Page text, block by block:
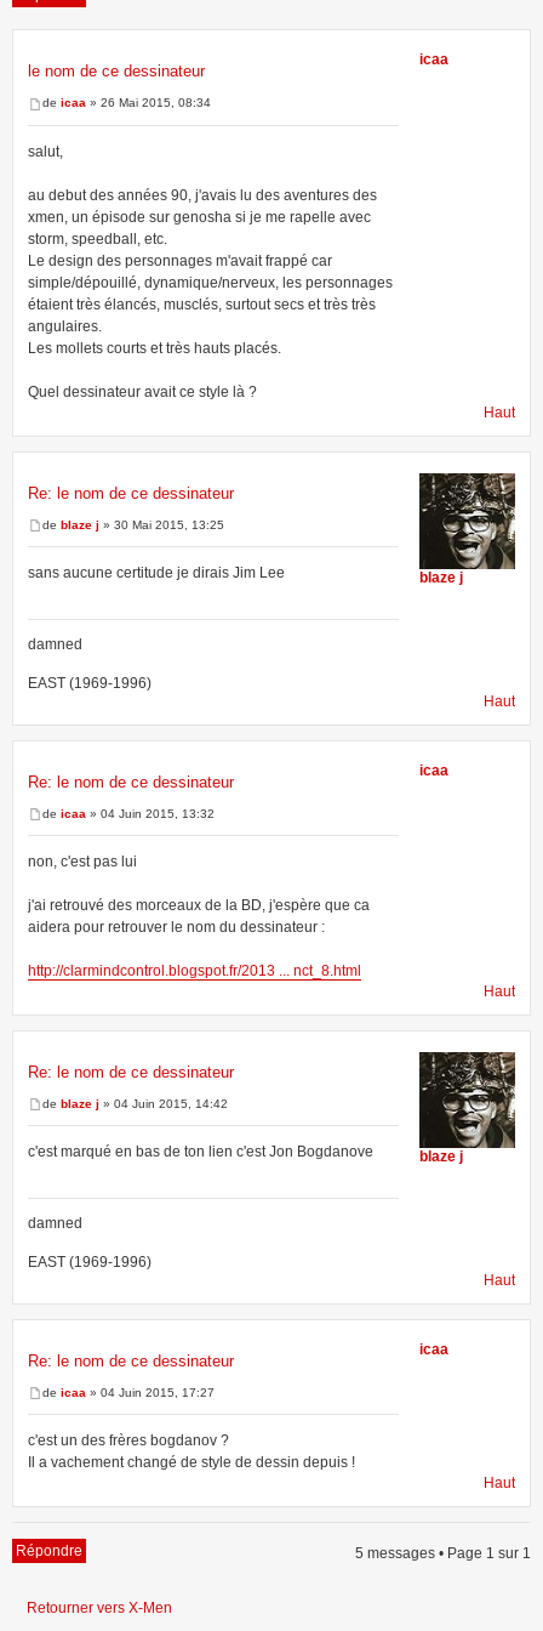
le nom de ce dessinateur
de icaa » 26 Mai 2015, 08:34
salut,
au debut des années 90, j'avais lu des aventures des
xmen, un épisode sur genosha si je me rapelle avec
storm, speedball, etc.
Le design des personnages m'avait frappé car
simple/dépouillé, dynamique/nerveux, les personnages
étaient très élancés, musclés, surtout secs et très très
angulaires.
Les mollets courts et très hauts placés.
Quel dessinateur avait ce style là ?
icaa
Haut
Re: le nom de ce dessinateur
de blaze j » 30 Mai 2015, 13:25
sans aucune certitude je dirais Jim Lee
damned
EAST (1969-1996)
blaze j
Haut
Re: le nom de ce dessinateur
de icaa » 04 Juin 2015, 13:32
non, c'est pas lui
j'ai retrouvé des morceaux de la BD, j'espère que ca
aidera pour retrouver le nom du dessinateur :
http://clarmindcontrol.blogspot.fr/2013 ... nct_8.html
icaa
Haut
Re: le nom de ce dessinateur
de blaze j » 04 Juin 2015, 14:42
c'est marqué en bas de ton lien c'est Jon Bogdanove
damned
EAST (1969-1996)
blaze j
Haut
Re: le nom de ce dessinateur
de icaa » 04 Juin 2015, 17:27
c'est un des frères bogdanov ?
Il a vachement changé de style de dessin depuis !
icaa
Haut
Répondre 5 messages • Page 1 sur 1
Retourner vers X-Men